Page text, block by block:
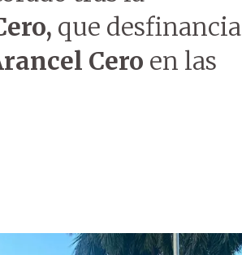
que desfinancia
Cero en las